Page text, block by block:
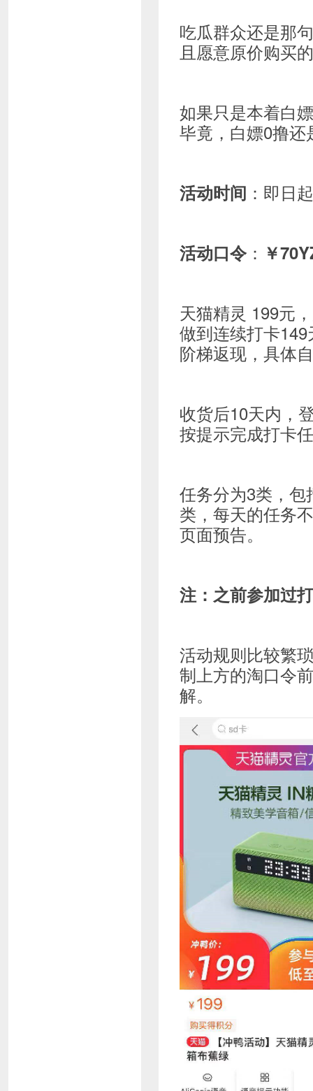
吃瓜群众还是那
且愿意原价购买
如果只是本着白
毕竟，白嫖0撸
活动时间 ：即日
活动口令 ： ￥
天猫精灵 199元
做到连续打卡
阶梯返现，具体
收货后10天内，
按提示完成打卡
任务分为3类，
类，每天的任务
页面预告。
注：之前参加过
活动规则比较繁
制上方的淘口令
解。